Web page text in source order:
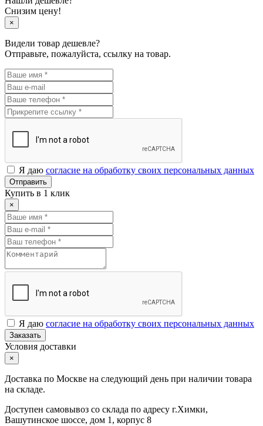
Снизим цену!
×
Видели товар дешевле?
Отправьте, пожалуйста, ссылку на товар.
Я даю согласие на обработку своих персональных данных
Отправить
Купить в 1 клик
×
Я даю согласие на обработку своих персональных данных
Заказать
Условия доставки
×
Доставка по Москве на следующий день при наличии товара
на складе.
Доступен самовывоз со склада по адресу г.Химки,
Вашутинское шоссе, дом 1, корпус 8